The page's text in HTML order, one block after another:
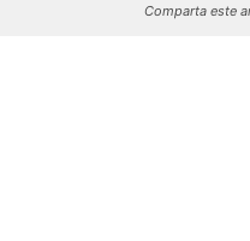
Comparta este